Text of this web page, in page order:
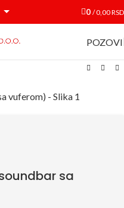
0 /0,00RSD
POZOVI
sa